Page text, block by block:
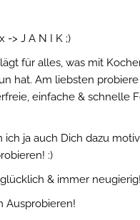
-> J A N I K ;)
für alles, was mit
hat. Am liebsten probiere
einfache & schnelle
ich ja auch Dich dazu
:)
& immer neugierig!
Ausprobieren!